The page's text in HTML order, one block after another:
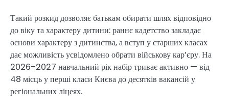
Такий розкид дозволяє батькам обирати шлях відповідно
до віку та характеру дитини: раннє кадетство закладає
основи характеру з дитинства, а вступ у старших класах
дає можливість усвідомлено обрати військову кар’єру. На
2026–2027 навчальний рік набір триває активно — від
48 місць у перші класи Києва до десятків вакансій у
регіональних ліцеях.